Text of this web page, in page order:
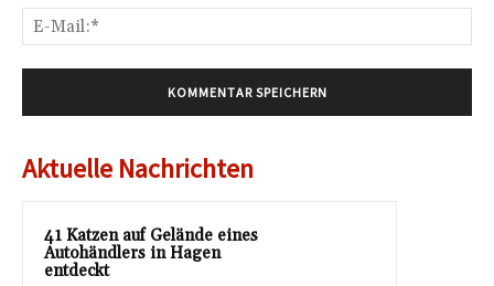
Aktuelle Nachrichten
41 Katzen auf Gelände eines
Autohändlers in Hagen
entdeckt